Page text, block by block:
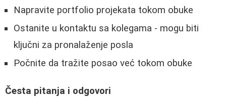
Napravite portfolio projekata tokom obuke
Ostanite u kontaktu sa kolegama - mogu biti
ključni za pronalaženje posla
Počnite da tražite posao već tokom obuke
Česta pitanja i odgovori